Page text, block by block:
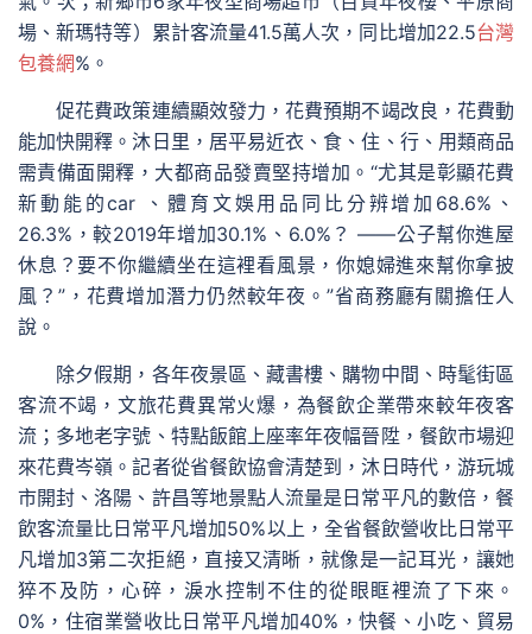
場、新瑪特等）累計客流量41.5萬人次，同比增加22.5台灣
包養網%。
促花費政策連續顯效發力，花費預期不竭改良，花費動
能加快開釋。沐日里，居平易近衣、食、住、行、用類商品
需責備面開釋，大都商品發賣堅持增加。“尤其是彰顯花費
新動能的car 、體育文娛用品同比分辨增加68.6%、
26.3%，較2019年增加30.1%、6.0%？ ——公子幫你進屋
休息？要不你繼續坐在這裡看風景，你媳婦進來幫你拿披
風？”，花費增加潛力仍然較年夜。”省商務廳有關擔任人
說。
除夕假期，各年夜景區、藏書樓、購物中間、時髦街區
客流不竭，文旅花費異常火爆，為餐飲企業帶來較年夜客
流；多地老字號、特點飯館上座率年夜幅晉陞，餐飲市場迎
來花費岑嶺。記者從省餐飲協會清楚到，沐日時代，游玩城
市開封、洛陽、許昌等地景點人流量是日常平凡的數倍，餐
飲客流量比日常平凡增加50%以上，全省餐飲營收比日常平
凡增加3第二次拒絕，直接又清晰，就像是一記耳光，讓她
猝不及防，心碎，淚水控制不住的從眼眶裡流了下來。
0%，住宿業營收比日常平凡增加40%，快餐、小吃、貿易